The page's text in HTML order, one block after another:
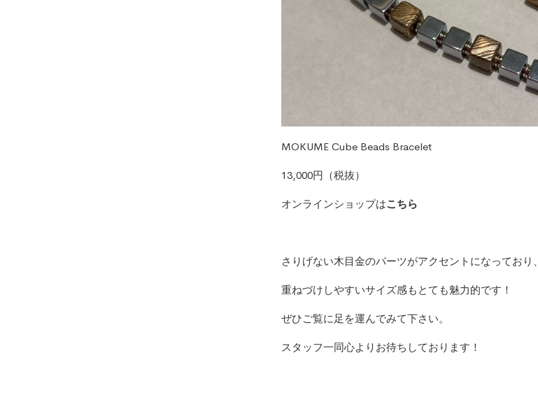
MOKUME Cube Beads Bracelet
13,000円（税抜）
オンラインショップはこちら
さりげない木目金のパーツがアクセントになっており、
重ねづけしやすいサイズ感もとても魅力的です！
ぜひご覧に足を運んでみて下さい。
スタッフ一同心よりお待ちしております！